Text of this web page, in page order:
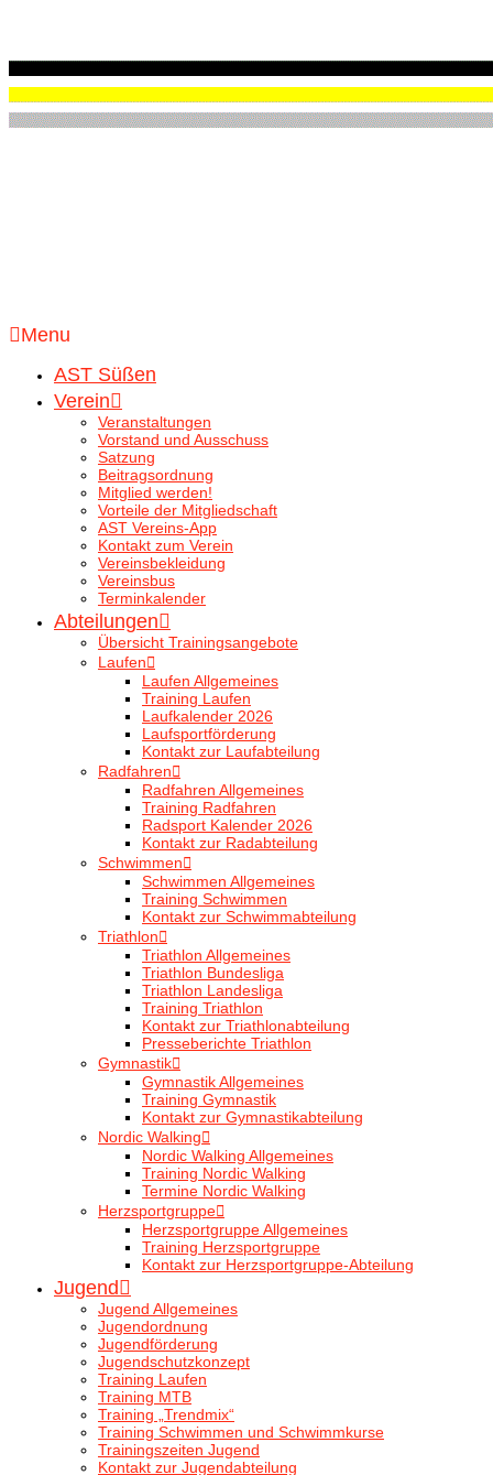
Menu
AST Süßen
Verein
Veranstaltungen
Vorstand und Ausschuss
Satzung
Beitragsordnung
Mitglied werden!
Vorteile der Mitgliedschaft
AST Vereins-App
Kontakt zum Verein
Vereinsbekleidung
Vereinsbus
Terminkalender
Abteilungen
Übersicht Trainingsangebote
Laufen
Laufen Allgemeines
Training Laufen
Laufkalender 2026
Laufsportförderung
Kontakt zur Laufabteilung
Radfahren
Radfahren Allgemeines
Training Radfahren
Radsport Kalender 2026
Kontakt zur Radabteilung
Schwimmen
Schwimmen Allgemeines
Training Schwimmen
Kontakt zur Schwimmabteilung
Triathlon
Triathlon Allgemeines
Triathlon Bundesliga
Triathlon Landesliga
Training Triathlon
Kontakt zur Triathlonabteilung
Presseberichte Triathlon
Gymnastik
Gymnastik Allgemeines
Training Gymnastik
Kontakt zur Gymnastikabteilung
Nordic Walking
Nordic Walking Allgemeines
Training Nordic Walking
Termine Nordic Walking
Herzsportgruppe
Herzsportgruppe Allgemeines
Training Herzsportgruppe
Kontakt zur Herzsportgruppe-Abteilung
Jugend
Jugend Allgemeines
Jugendordnung
Jugendförderung
Jugendschutzkonzept
Training Laufen
Training MTB
Training „Trendmix“
Training Schwimmen und Schwimmkurse
Trainingszeiten Jugend
Kontakt zur Jugendabteilung